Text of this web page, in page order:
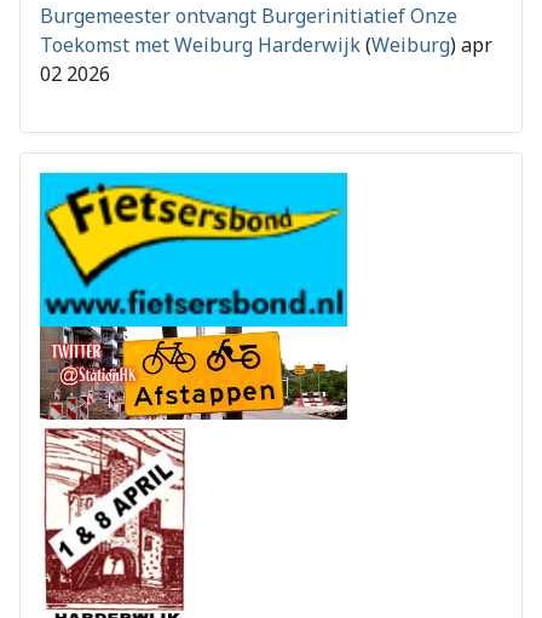
Burgemeester ontvangt Burgerinitiatief Onze
Toekomst met Weiburg Harderwijk(Weiburg)apr
02 2026